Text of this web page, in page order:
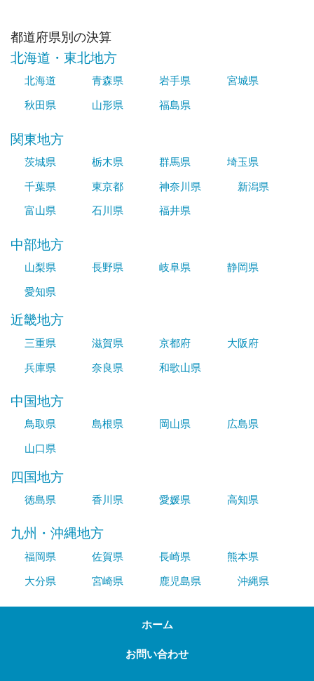
都道府県別の決算
北海道・東北地方
北海道 青森県 岩手県
宮城県
秋田県
山形県 福島県
関東地方
茨城県 栃木県 群馬県
埼玉県
千葉県
東京都 神奈川県
新潟県
富山県
石川県 福井県
中部地方
山梨県 長野県 岐阜県
静岡県
愛知県
近畿地方
三重県 滋賀県 京都府
大阪府
兵庫県
奈良県 和歌山県
中国地方
鳥取県 島根県 岡山県
広島県
山口県
四国地方
徳島県 香川県 愛媛県 高知県
九州・沖縄地方
福岡県 佐賀県 長崎県
熊本県
大分県
宮崎県 鹿児島県 沖縄県
ホーム
お問い合わせ